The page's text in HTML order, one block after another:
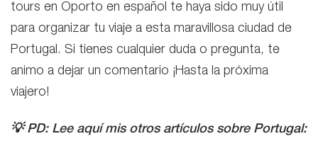
tours en Oporto en español te haya sido muy útil
para organizar tu viaje a esta maravillosa ciudad de
Portugal. Si tienes cualquier duda o pregunta, te
animo a dejar un comentario ¡Hasta la próxima
viajero!
💡 PD: Lee aquí mis otros artículos sobre Portugal: